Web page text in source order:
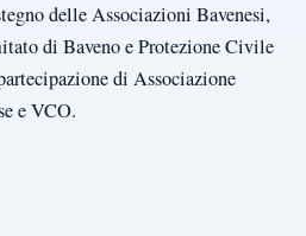
delle Associazioni Bavenesi,
di Baveno e Protezione Civile
di Associazione
e VCO.